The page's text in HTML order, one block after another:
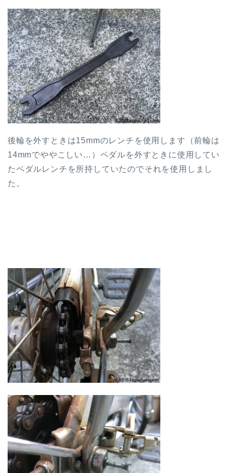
後輪を外すときは15mmのレンチを使用します（前輪は
14mmでややこしい…）ペダルを外すときに使用してい
たペダルレンチを所持していたのでそれを使用しまし
た。